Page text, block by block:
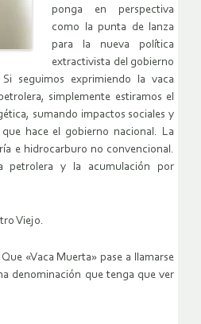
ponga en perspectiva
como la punta de lanza
para la nueva política
extractivista del gobierno
seguimos exprimiendo la vaca
simplemente estiramos el
sumando impactos sociales y
hace el gobierno nacional. La
e hidrocarburo no convencional.
petrolera y la acumulación por
Viejo.
«Vaca Muerta» pase a llamarse
denominación que tenga que ver